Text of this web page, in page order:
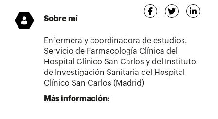
Sobre mí
Enfermera y coordinadora de estudios.
Servicio de Farmacología Clínica del
Hospital Clínico San Carlos y del Instituto
de Investigación Sanitaria del Hospital
Clínico San Carlos (Madrid)
Más información: